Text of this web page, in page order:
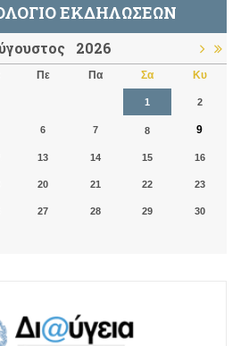
ΕΚΔΗΛΏΣΕΩΝ
2026
Πε Πα Σα Κυ
1 2
6 7 8 9
13 14 15 16
20 21 22 23
27 28 29 30